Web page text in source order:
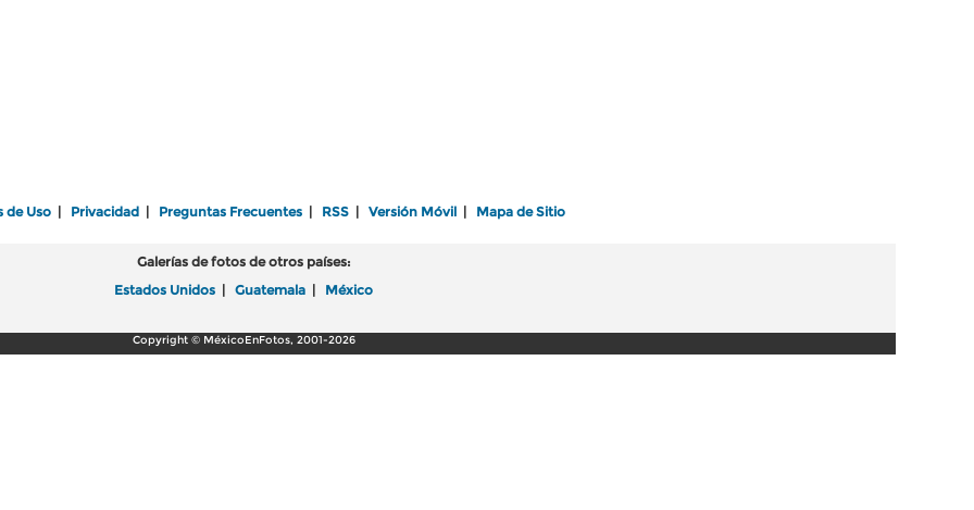
de Uso Privacidad Preguntas Frecuentes RSS Versión Móvil Mapa de Sitio
Galerías de fotos de otros países:
Estados Unidos
Guatemala México
Copyright © MéxicoEnFotos, 2001-2026